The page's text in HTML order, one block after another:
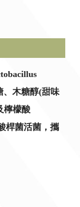
、木糖醇(甜味
檸檬酸
桿菌活菌，攜